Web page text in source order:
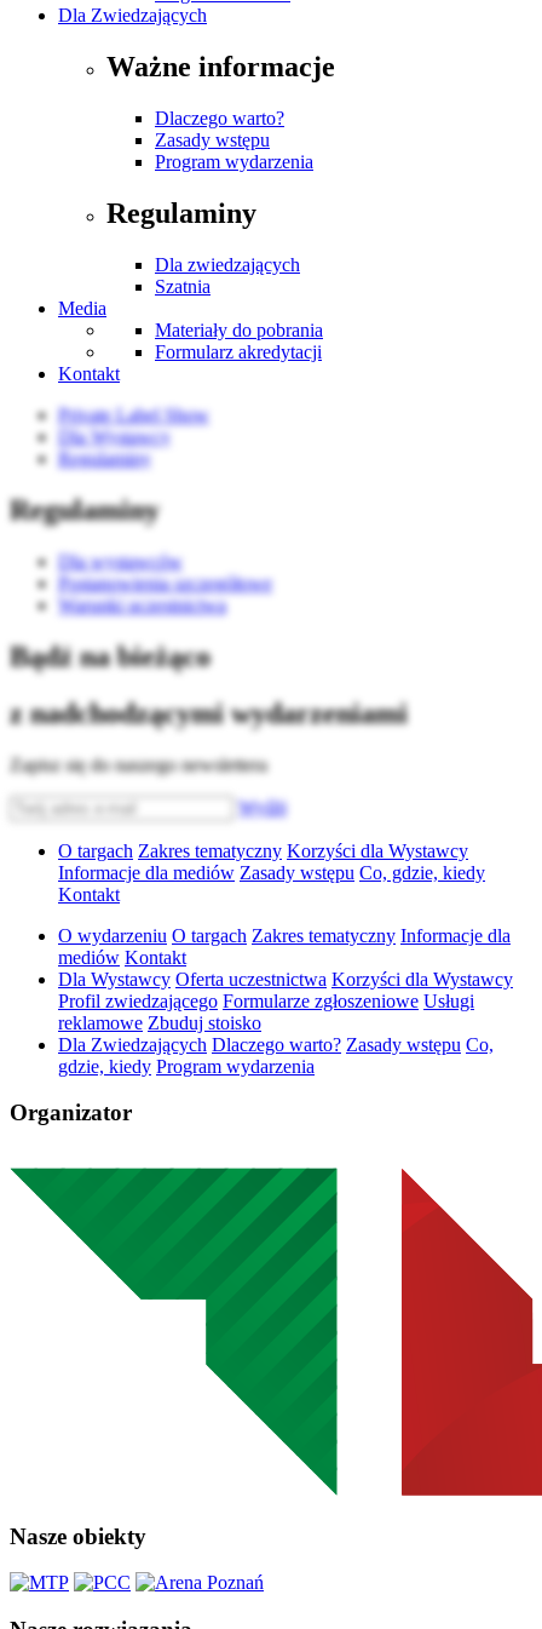
Dla Zwiedzających
Ważne informacje
Dlaczego warto?
Zasady wstępu
Program wydarzenia
Regulaminy
Dla zwiedzających
Szatnia
Media
Materiały do pobrania
Formularz akredytacji
Kontakt
Private Label Show
Dla Wystawcy
Regulaminy
Regulaminy
Dla wystawców
Postanowienia szczegółowe
Warunki uczestnictwa
Bądź na bieżąco
z nadchodzącymi wydarzeniami
Zapisz się do naszego newslettera
Wyślij
O targach Zakres tematyczny Korzyści dla Wystawcy
Informacje dla mediów Zasady wstępu Co, gdzie, kiedy
Kontakt
O wydarzeniu O targach Zakres tematyczny Informacje dla
mediów Kontakt
Dla Wystawcy Oferta uczestnictwa Korzyści dla Wystawcy
Profil zwiedzającego Formularze zgłoszeniowe Usługi
reklamowe Zbuduj stoisko
Dla Zwiedzających Dlaczego warto? Zasady wstępu Co,
gdzie, kiedy Program wydarzenia
Organizator
Nasze obiekty